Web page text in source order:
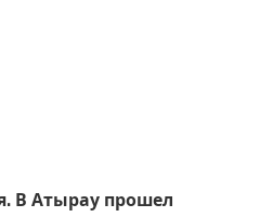
В Атырау прошел